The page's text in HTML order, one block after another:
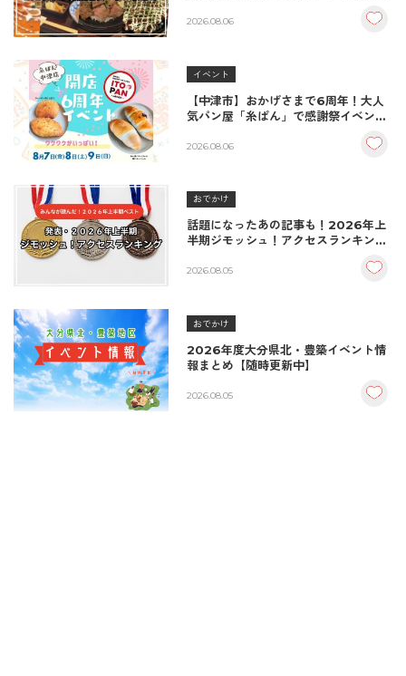
2026.08.06
イベント
【中津市】おかげさまで6周年！大人
気パン屋「糸ぱん」で感謝祭イベント
♪（8/7〜8/9）
2026.08.06
おでかけ
話題になったあの記事も！2026年上
半期ジモッシュ！アクセスランキング
2026.08.05
おでかけ
2026年度大分県北・豊築イベント情
報まとめ【随時更新中】
2026.08.05